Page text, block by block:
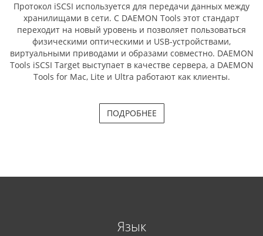
Протокол iSCSI используется для передачи данных между
хранилищами в сети. С DAEMON Tools этот стандарт
переходит на новый уровень и позволяет пользоваться
физическими оптическими и USB-устройствами,
виртуальными приводами и образами совместно. DAEMON
Tools iSCSI Target выступает в качестве сервера, а DAEMON
Tools for Mac, Lite и Ultra работают как клиенты.
ПОДРОБНЕЕ
Язык